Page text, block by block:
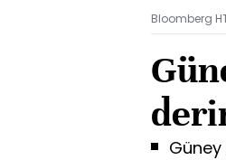
Bloomberg